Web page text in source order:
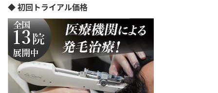
◆ 初回トライアル価格